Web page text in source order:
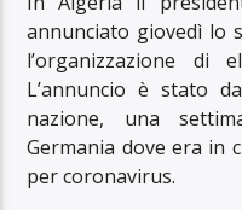
annunciato giovedì lo
l’organizzazione di
L’annuncio è stato
nazione, una
Germania dove era in
per coronavirus.